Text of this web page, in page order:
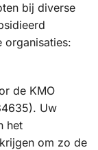
bij diverse
organisaties:
de KMO
Uw
het
om zo de